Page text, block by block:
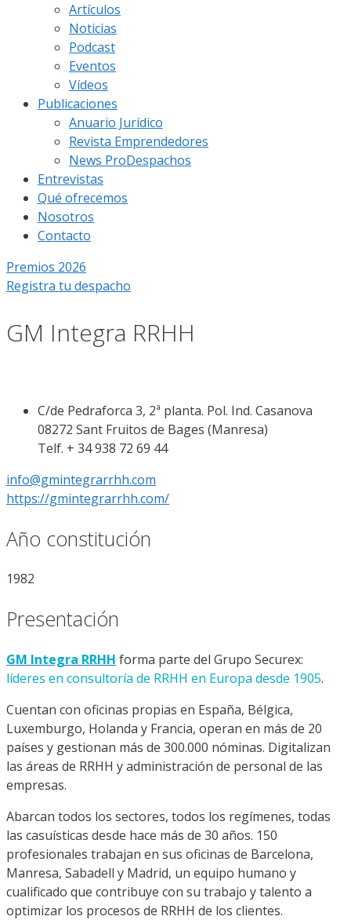
Artículos
Noticias
Podcast
Eventos
Vídeos
Publicaciones
Anuario Jurídico
Revista Emprendedores
News ProDespachos
Entrevistas
Qué ofrecemos
Nosotros
Contacto
Premios 2026
Registra tu despacho
GM Integra RRHH
C/de Pedra­forca 3, 2ª planta. Pol. Ind. Casanova
08272 Sant Fruitos de Bages (Manresa)
Telf. + 34 938 72 69 44
info@gmintegrarrhh.com
https://gmintegrarrhh.com/
Año constitución
1982
Presentación
GM Integra RRHH forma parte del Grupo Securex:
líderes en consultoría de RRHH en Europa desde 1905.
Cuentan con oficinas propias en España, Bélgica,
Luxemburgo, Holanda y Francia, operan en más de 20
países y gestionan más de 300.000 nóminas. Digitalizan
las áreas de RRHH y admi­nistración de personal de las
empresas.
Abarcan todos los sectores, todos los regímenes, todas
las casuísticas desde hace más de 30 años. 150
profesionales trabajan en sus oficinas de Barcelona,
Manresa, Sabadell y Madrid, un equipo humano y
cualificado que contribuye con su trabajo y talento a
optimizar los procesos de RRHH de los clientes.